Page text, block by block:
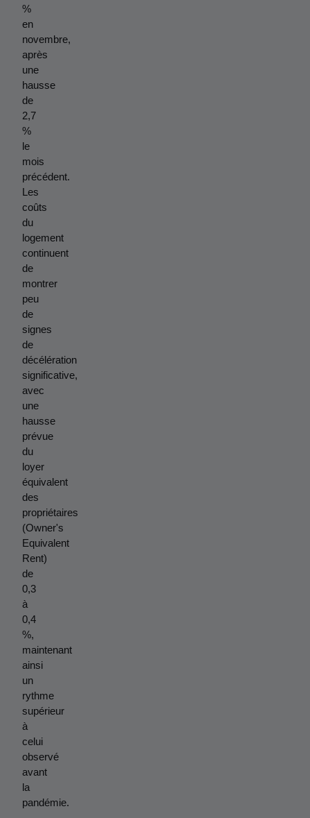
%
en
novembre,
après
une
hausse
de
2,7
%
le
mois
précédent.
Les
coûts
du
logement
continuent
de
montrer
peu
de
signes
de
décélération
significative,
avec
une
hausse
prévue
du
loyer
équivalent
des
propriétaires
(Owner's
Equivalent
Rent)
de
0,3
à
0,4
%,
maintenant
ainsi
un
rythme
supérieur
à
celui
observé
avant
la
pandémie.